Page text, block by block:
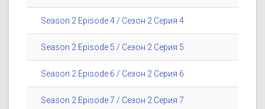
Season 2 Episode 4 / Сезон 2 Серия 4
Season 2 Episode 5 / Сезон 2 Серия 5
Season 2 Episode 6 / Сезон 2 Серия 6
Season 2 Episode 7 / Сезон 2 Серия 7